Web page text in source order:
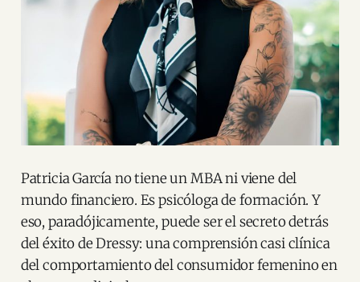
Patricia García no tiene un MBA ni viene del
mundo financiero. Es psicóloga de formación. Y
eso, paradójicamente, puede ser el secreto detrás
del éxito de Dressy: una comprensión casi clínica
del comportamiento del consumidor femenino en